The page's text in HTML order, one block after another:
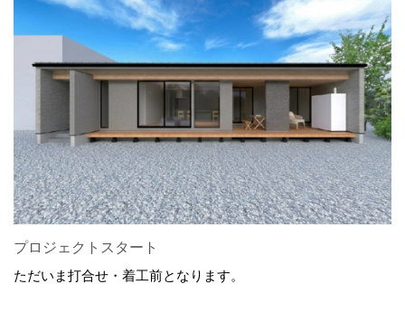
プロジェクトスタート
ただいま打合せ・着工前となります。